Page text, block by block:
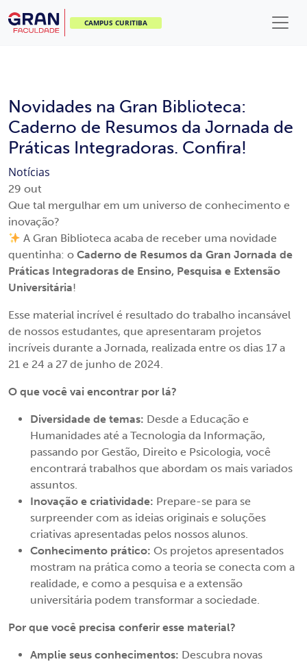
CAMPUS CURITIBA
Novidades na Gran Biblioteca:
Caderno de Resumos da Jornada de
Práticas Integradoras. Confira!
Notícias
29 out
Que tal mergulhar em um universo de conhecimento e
inovação?
A Gran Biblioteca acaba de receber uma novidade
quentinha: o Caderno de Resumos da Gran Jornada de
Práticas Integradoras de Ensino, Pesquisa e Extensão
Universitária!
Esse material incrível é resultado do trabalho incansável
de nossos estudantes, que apresentaram projetos
incríveis durante a Jornada, realizada entre os dias 17 a
21 e 24 a 27 de junho de 2024.
O que você vai encontrar por lá?
Diversidade de temas: Desde a Educação e
Humanidades até a Tecnologia da Informação,
passando por Gestão, Direito e Psicologia, você
encontrará trabalhos que abordam os mais variados
assuntos.
Inovação e criatividade: Prepare-se para se
surpreender com as ideias originais e soluções
criativas apresentadas pelos nossos alunos.
Conhecimento prático: Os projetos apresentados
mostram na prática como a teoria se conecta com a
realidade, e como a pesquisa e a extensão
universitária podem transformar a sociedade.
Por que você precisa conferir esse material?
Amplie seus conhecimentos: Descubra novas